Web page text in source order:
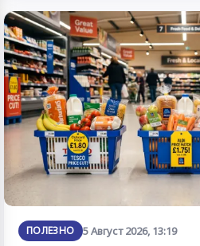
ПОЛЕЗНО 5 Август 2026, 13:19